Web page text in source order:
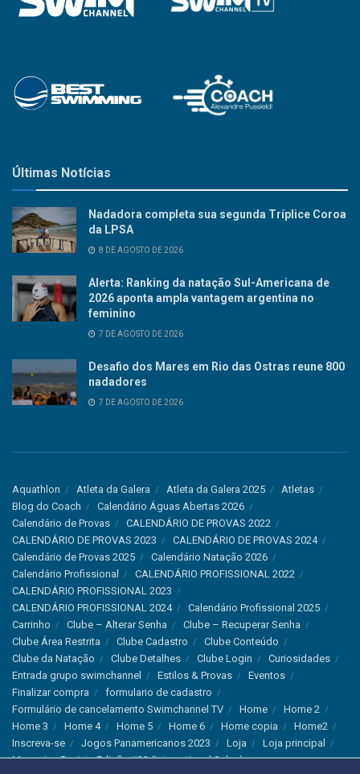
Últimas Notícias
Nadadora completa sua segunda Tríplice Coroa
da LPSA
8 DE AGOSTO DE 2026
Alerta: Ranking da natação Sul-Americana de
2026 aponta ampla vantagem argentina no
feminino
7 DE AGOSTO DE 2026
Desafio dos Mares em Rio das Ostras reune 800
nadadores
7 DE AGOSTO DE 2026
Aquathlon Atleta da Galera Atleta da Galera 2025
Atletas
Blog do Coach
Calendário Águas Abertas 2026
Calendário de Provas
CALENDÁRIO DE PROVAS 2022
CALENDÁRIO DE PROVAS 2023
CALENDÁRIO DE PROVAS 2024
Calendário de Provas 2025
Calendário Natação 2026
Calendário Profissional
CALENDÁRIO PROFISSIONAL 2022
CALENDÁRIO PROFISSIONAL 2023
CALENDÁRIO PROFISSIONAL 2024
Calendário Profissional 2025
Carrinho
Clube – Alterar Senha
Clube – Recuperar Senha
Clube Área Restrita
Clube Cadastro
Clube Conteúdo
Clube da Natação
Clube Detalhes Clube Login
Curiosidades
Entrada grupo swimchannel
Estilos & Provas
Eventos
Finalizar compra
formulario de cadastro
Formulário de cancelamento Swimchannel TV
Home
Home 2
Home 3
Home 4 Home 5 Home 6 Home copia
Home2
Inscreva-se
Jogos Panamericanos 2023 Loja
Loja principal
Magazine Revista Edição #33 (International Sales)